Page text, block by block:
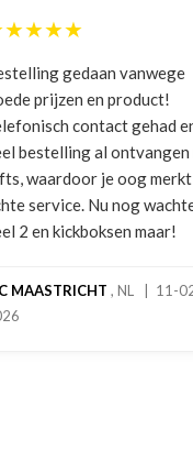
gedaan vanwege
prijzen en product!
contact gehad
bestelling al ontvangen
waardoor je oog
service. Nu nog
2 en kickboksen maar!
MAASTRICHT , NL | 11-